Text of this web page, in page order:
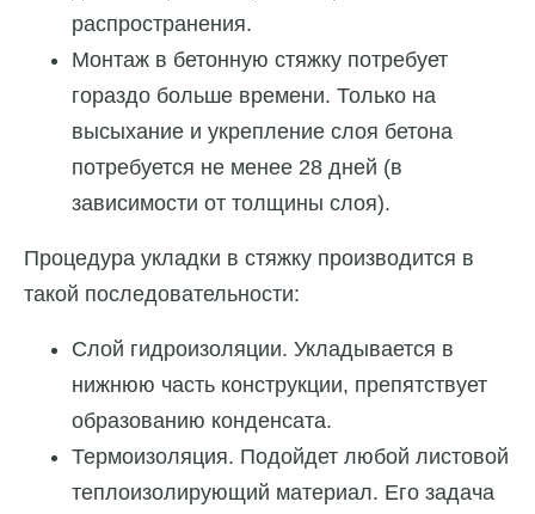
распространения.
Монтаж в бетонную стяжку потребует
гораздо больше времени. Только на
высыхание и укрепление слоя бетона
потребуется не менее 28 дней (в
зависимости от толщины слоя).
Процедура укладки в стяжку производится в
такой последовательности:
Слой гидроизоляции. Укладывается в
нижнюю часть конструкции, препятствует
образованию конденсата.
Термоизоляция. Подойдет любой листовой
теплоизолирующий материал. Его задача